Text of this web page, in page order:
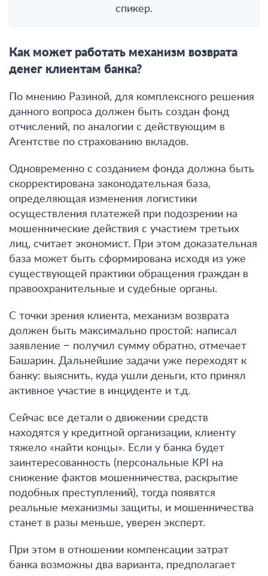
спикер.
Как может работать механизм возврата
денег клиентам банка?
По мнению Разиной, для комплексного решения
данного вопроса должен быть создан фонд
отчислений, по аналогии с действующим в
Агентстве по страхованию вкладов.
Одновременно с созданием фонда должна быть
скорректирована законодательная база,
определяющая изменения логистики
осуществления платежей при подозрении на
мошеннические действия с участием третьих
лиц, считает экономист. При этом доказательная
база может быть сформирована исходя из уже
существующей практики обращения граждан в
правоохранительные и судебные органы.
С точки зрения клиента, механизм возврата
должен быть максимально простой: написал
заявление − получил сумму обратно, отмечает
Башарин. Дальнейшие задачи уже переходят к
банку: выяснить, куда ушли деньги, кто принял
активное участие в инциденте и т.д.
Сейчас все детали о движении средств
находятся у кредитной организации, клиенту
тяжело «найти концы». Если у банка будет
заинтересованность (персональные KPI на
снижение фактов мошенничества, раскрытие
подобных преступлений), тогда появятся
реальные механизмы защиты, и мошенничества
станет в разы меньше, уверен эксперт.
При этом в отношении компенсации затрат
банка возможны два варианта, предполагает